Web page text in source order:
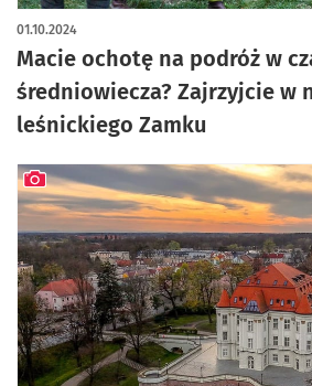
Macie ochotę na podróż w
średniowiecza? Zajrzyjcie w
leśnickiego Zamku
01.10.2024
artykuł z galerią zdjęć